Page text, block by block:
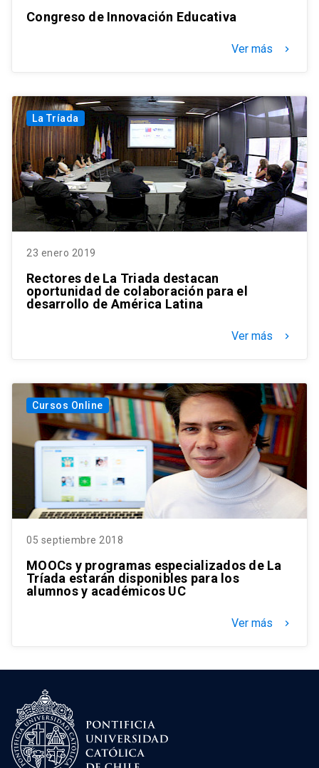
Congreso de Innovación Educativa
Ver más keyboard_arrow_right
La Tríada
23 enero 2019
Rectores de La Triada destacan
oportunidad de colaboración para el
desarrollo de América Latina
Ver más keyboard_arrow_right
Cursos Online
05 septiembre 2018
MOOCs y programas especializados de La
Tríada estarán disponibles para los
alumnos y académicos UC
Ver más keyboard_arrow_right